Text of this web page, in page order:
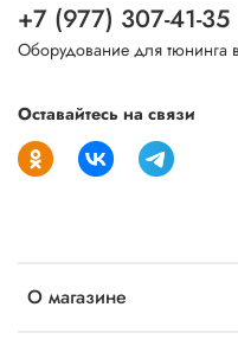
О магазине
+7 (977) 307-41-35
Оборудование для тюнинга
Оставайтесь на связи